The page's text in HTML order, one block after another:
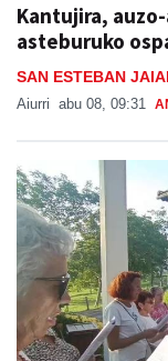
Kantujira,
asteburuko
SAN ESTEBAN
Aiurri abu 08, 09:31